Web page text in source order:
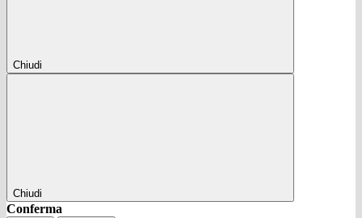
Chiudi
Chiudi
Conferma